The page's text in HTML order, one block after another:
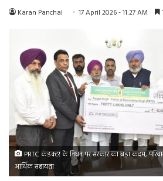
Karan Panchal 17 April 2026 - 11:27 AM
PRTC कंडक्टर के निधन पर सरकार का बड़ा कदम,
आर्थिक सहायता